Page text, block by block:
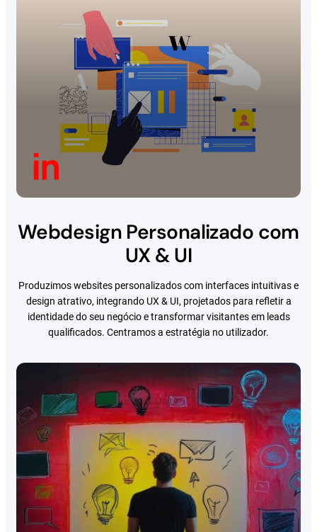
Webdesign Personalizado com
UX & UI
Produzimos websites personalizados com interfaces intuitivas e
design atrativo, integrando UX & UI, projetados para refletir a
identidade do seu negócio e transformar visitantes em leads
qualificados. Centramos a estratégia no utilizador.